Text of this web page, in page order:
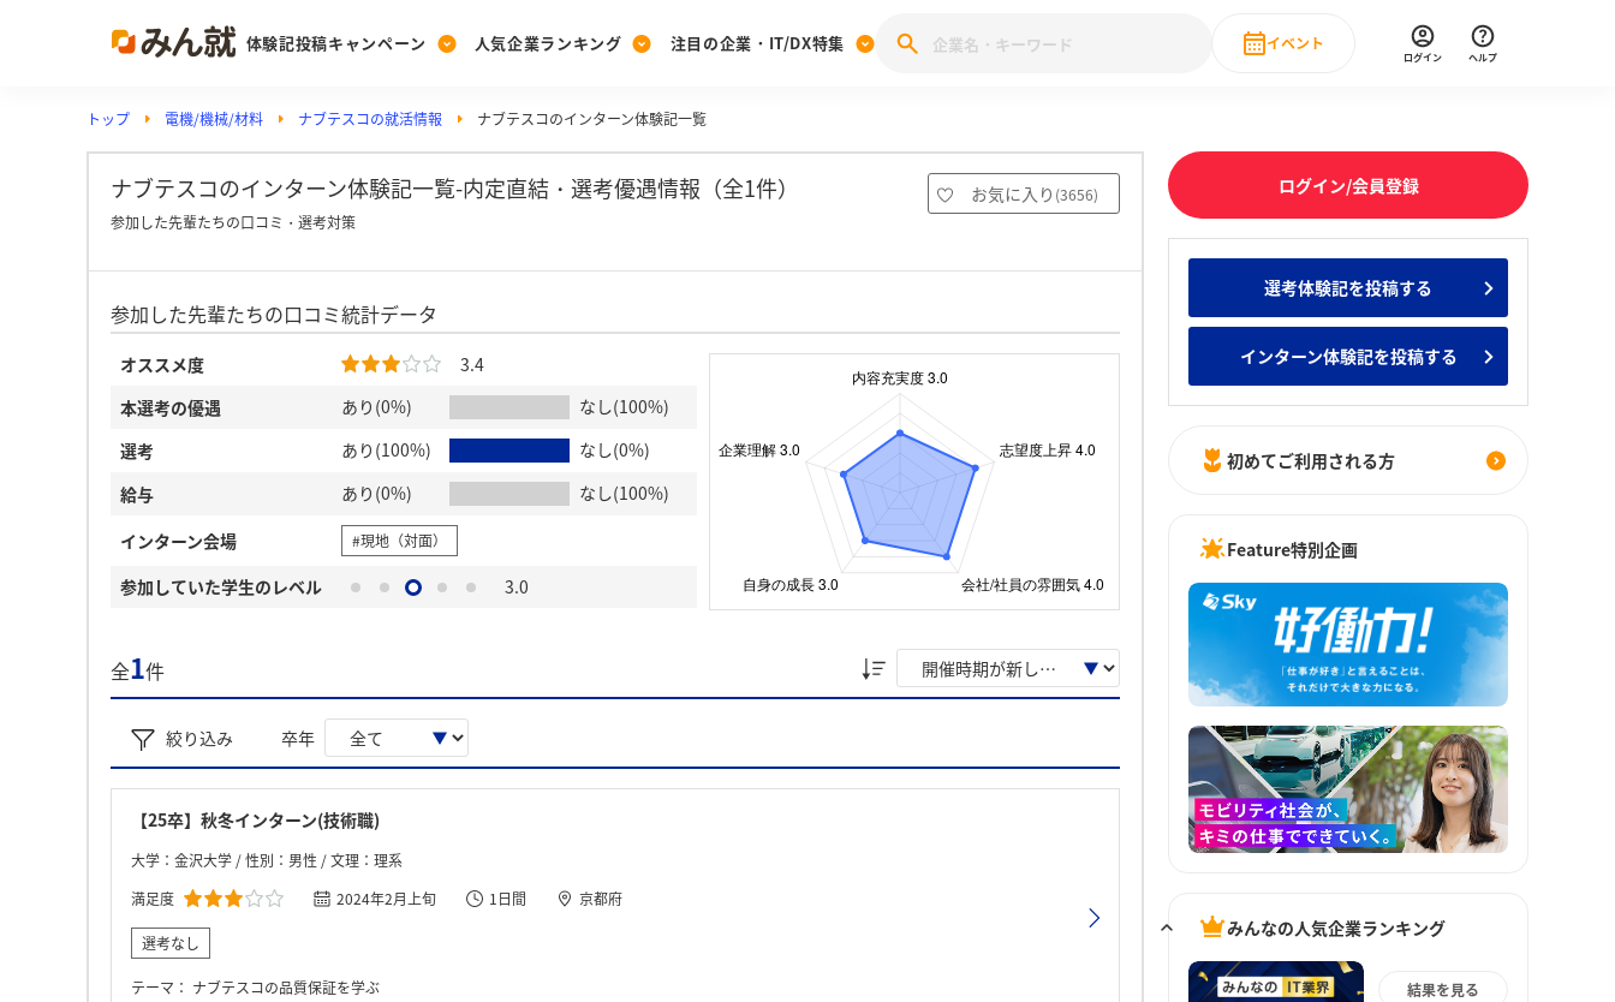
体験記投稿キャンペーン
Post
投稿する
[27卒] 本選考体験記投稿キャンペーン
人気企業ランキング
Ranking
ランキングを見る
みんなのDX企業就職ブランド調査
Vote
投票する
みんなの新卒就職人気企業ランキング みんなのインターン人気企業ランキ
注目の企業・IT/DX特集
PickUp
注目の企業特集
28卒 IT・DX現場社員インタビュー
イベント
直近のイベント一覧
ログイン ヘルプ
トップ 電機/機械/材料 ナブテスコの就活情報 ナブテスコのインターン体験記一覧
ナブテスコのインターン体験記一覧-内定直結・選考優遇情報（全1件） お気に入り (3656)
参加した先輩たちの口コミ・選考対策
参加した先輩たちの口コミ統計データ
オススメ度
3.4
本選考の優遇
あり(0%)
なし(100%)
選考
あり(100%)
なし(0%)
給与
あり(0%)
なし(100%)
インターン会場
#現地（対面）
参加していた学生のレベル 3.0
全1件
絞り込み 卒年
【25卒】秋冬インターン(技術職)
大学：金沢大学 / 性別：男性 / 文理：理系
満足度
2024年2月上旬 1日間 京都府
選考なし
テーマ： ナブテスコの品質保証を学ぶ
ログイン/会員登録
選考体験記を投稿する
インターン体験記を投稿する
初めてご利用される方
Feature特別企画
みんなの人気企業ランキング
結果を見る